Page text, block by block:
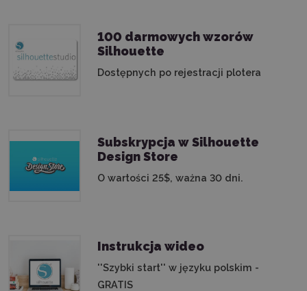
100 darmowych wzorów
Silhouette
Dostępnych po rejestracji plotera
Subskrypcja w Silhouette
Design Store
O wartości 25$, ważna 30 dni.
Instrukcja wideo
''Szybki start'' w języku polskim -
GRATIS